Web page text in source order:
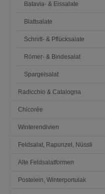
Batavia- & Eissalate
Blattsalate
Schnitt- & Pflücksalate
Römer- & Bindesalat
Spargelsalat
Radicchio & Catalogna
Chicorée
Winterendivien
Feldsalat, Rapunzel, Nüssli
Alte Feldsalatformen
Postelein, Winterportulak